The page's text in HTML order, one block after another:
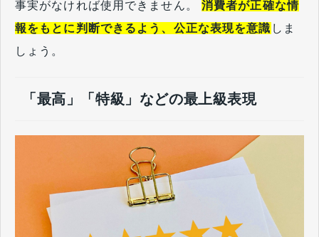
事実がなければ使用できません。 消費者が正確な情
報をもとに判断できるよう、公正な表現を意識 しま
しょう。
「最高」「特級」などの最上級表現